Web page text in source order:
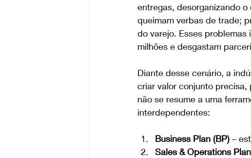
entregas, desorganizando
queimam verbas de trade;
do varejo. Esses
milhões e desgastam
Diante desse cenário, a
criar valor conjunto
não se resume a uma
interdependentes:
Business Plan (BP) –
Sales & Operations